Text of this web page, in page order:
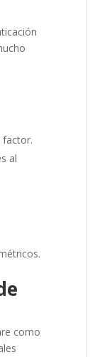
factor.
al
como